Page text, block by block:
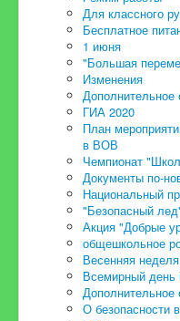
Для классного
Бесплатное
1 июня
"Большая
Изменения
Дополнительное
ГИА 2020
План
в ВОВ
Чемпионат
Документы по-
Национальный
"Безопасный
Акция "Добрые
общешкольное
Весенняя
Всемирный день
Дополнительное
О безопасности